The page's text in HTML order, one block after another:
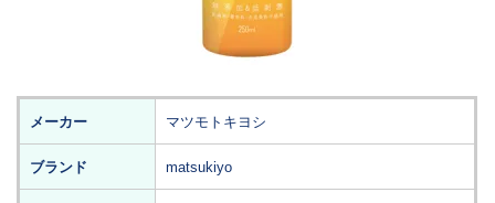
メーカー マツモトキヨシ
ブランド matsukiyo